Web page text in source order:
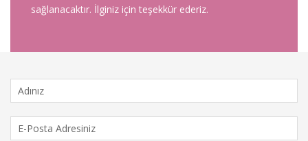
sağlanacaktır. İlginiz için teşekkür ederiz.